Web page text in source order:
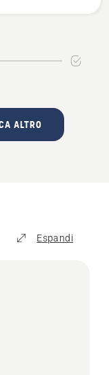
ALTRO
Espandi